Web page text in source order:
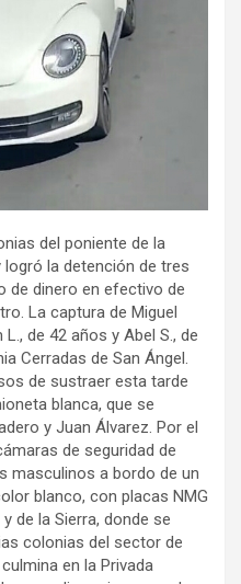
del poniente de la
logró la detención de tres
de dinero en efectivo de
La captura de Miguel
de 42 años y Abel S., de
Cerradas de San Ángel.
de sustraer esta tarde
blanca, que se
y Juan Álvarez. Por el
de seguridad de
masculinos a bordo de un
blanco, con placas NMG
de la Sierra, donde se
colonias del sector de
en la Privada